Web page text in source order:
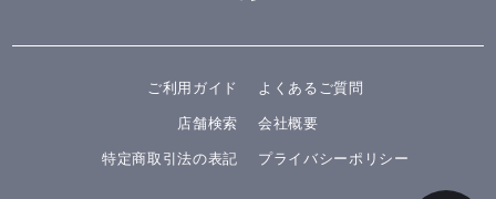
ご利用ガイド
よくあるご質問
店舗検索
会社概要
特定商取引法の表記
プライバシーポリシー